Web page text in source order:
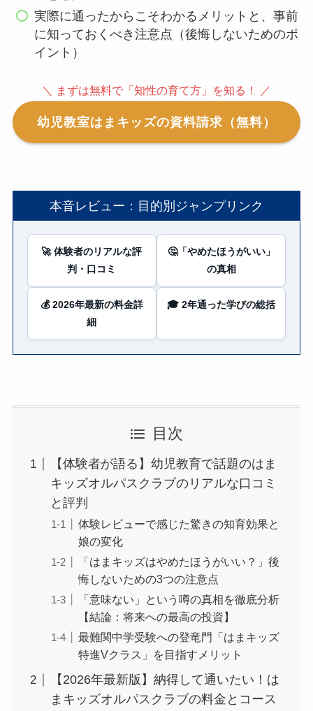
実際に通ったからこそわかるメリットと、事前
に知っておくべき注意点（後悔しないためのポ
イント）
＼ まずは無料で「知性の育て方」を知る！ ／
幼児教室はまキッズの資料請求（無料）
本音レビュー：目的別ジャンプリンク
🚀 体験者のリアルな評
判・口コミ
🤔「やめたほうがいい」
の真相
💰 2026年最新の料金詳
細
🎓 2年通った学びの総括
目次
【体験者が語る】幼児教育で話題のはま
キッズオルパスクラブのリアルな口コミ
と評判
体験レビューで感じた驚きの知育効果と
娘の変化
「はまキッズはやめたほうがいい？」後
悔しないための3つの注意点
「意味ない」という噂の真相を徹底分析
【結論：将来への最高の投資】
最難関中学受験への登竜門「はまキッズ
特進Vクラス」を目指すメリット
【2026年最新版】納得して通いたい！は
まキッズオルパスクラブの料金とコース